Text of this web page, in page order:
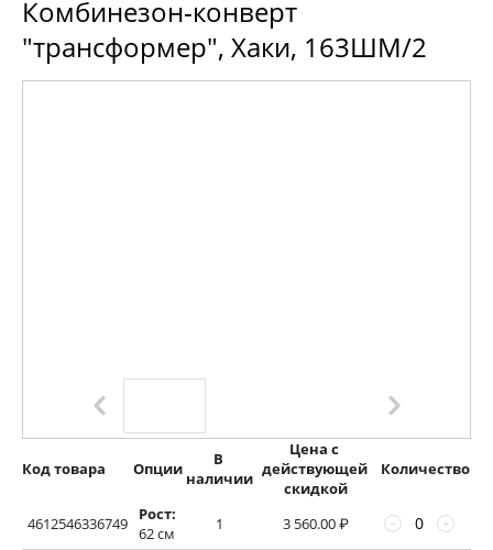
Комбинезон-конверт
"трансформер", Хаки, 163ШМ/2
Код товара Опции
В
наличии
Цена с
действующей
скидкой
Количество
4612546336749
Рост:
62 см
1 3 560.00₽ +
−